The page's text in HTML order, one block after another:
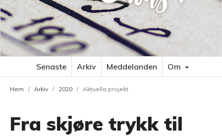
Senaste Arkiv Meddelanden Om
Hem / Arkiv / 2020 / Aktuella projekt
Fra skjøre trykk til